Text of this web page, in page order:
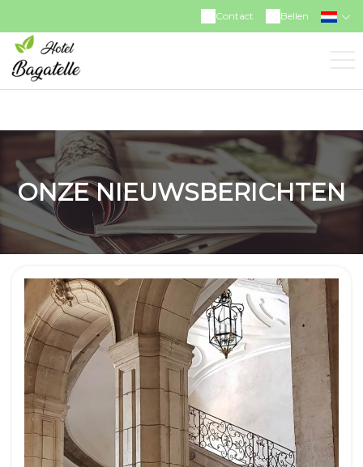
https://www.facebook.com/hotelrestaurantbagatelle
Bellen
Contact
ONZE NIEUWSBERICHTEN